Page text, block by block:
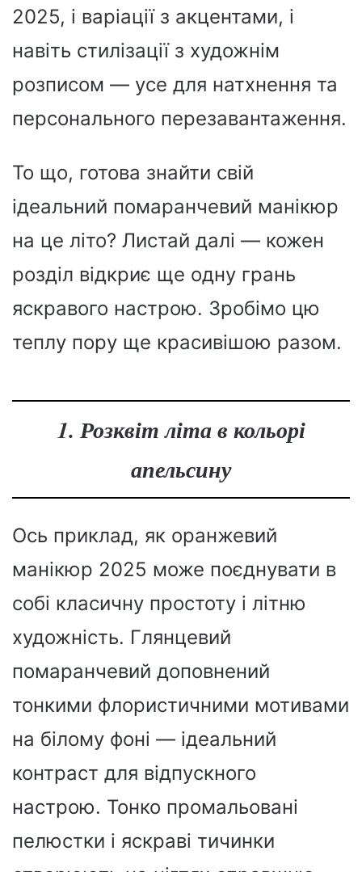
2025, і варіації з акцентами, і
навіть стилізації з художнім
розписом — усе для натхнення та
персонального перезавантаження.
То що, готова знайти свій
ідеальний помаранчевий манікюр
на це літо? Листай далі — кожен
розділ відкриє ще одну грань
яскравого настрою. Зробімо цю
теплу пору ще красивішою разом.
1. Розквіт літа в кольорі
апельсину
Ось приклад, як оранжевий
манікюр 2025 може поєднувати в
собі класичну простоту і літню
художність. Глянцевий
помаранчевий доповнений
тонкими флористичними мотивами
на білому фоні — ідеальний
контраст для відпускного
настрою. Тонко промальовані
пелюстки і яскраві тичинки